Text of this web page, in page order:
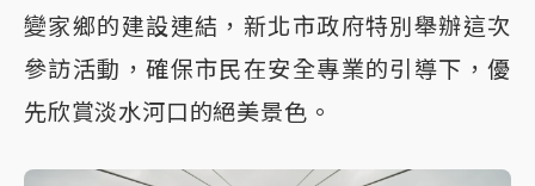
變家鄉的建設連結，新北市政府特別舉辦這次
參訪活動，確保市民在安全專業的引導下，優
先欣賞淡水河口的絕美景色。